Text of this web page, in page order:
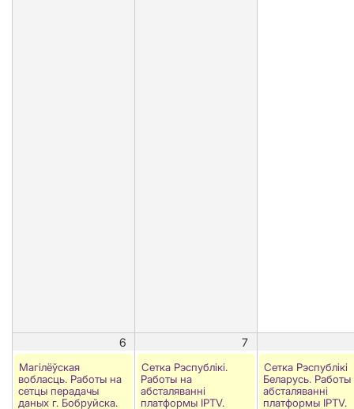
6 7
Магілёўская
вобласць. Работы на
сетцы перадачы
даных г. Бобруйска.
Сетка Рэспублікі.
Работы на
абсталяванні
платформы IPTV.
Сетка Рэспублікі
Беларусь. Работы
абсталяванні
платформы IPTV.